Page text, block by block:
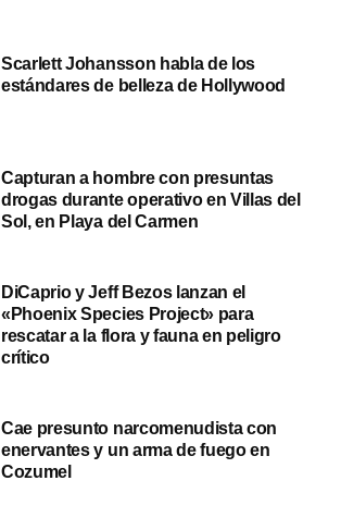
Scarlett Johansson habla de los
estándares de belleza de Hollywood
Capturan a hombre con presuntas
drogas durante operativo en Villas del
Sol, en Playa del Carmen
DiCaprio y Jeff Bezos lanzan el
«Phoenix Species Project» para
rescatar a la flora y fauna en peligro
crítico
Cae presunto narcomenudista con
enervantes y un arma de fuego en
Cozumel